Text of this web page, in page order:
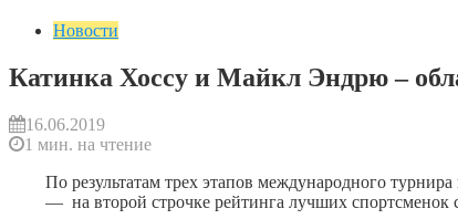
Новости
Катинка Хоссу и Майкл Эндрю –
16.06.2019
1 мин. на чтение
По результатам трех этапов международного
— на второй строчке рейтинга лучших спортсменок